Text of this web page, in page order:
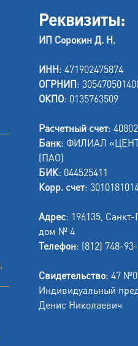
Реквизиты:
ИП Сорокин Д. Н.
ИНН: 471902475874
ОГРНИП:
ОКПО: 0135763509
Расчетный счет:
Банк: ФИЛИАЛ
(ПАО)
БИК: 044525411
Корр. счет:
Адрес: 196135, Санкт-
дом № 4
Телефон: (812) 748-
Свидетельство: 47
Индивидуальный
Денис Николаевич